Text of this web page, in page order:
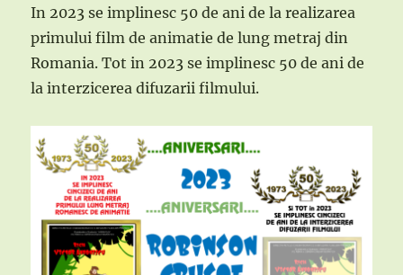
In 2023 se implinesc 50 de ani de la realizarea
primului film de animatie de lung metraj din
Romania. Tot in 2023 se implinesc 50 de ani de
la interzicerea difuzarii filmului.